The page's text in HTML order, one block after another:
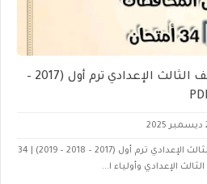
امتحانات جبر وإحصاء الصف الثالث الإعدادي ترم أول (2017 –
🎁 امتحانات جبر وإحصاء الصف الثالث الإعدادي ترم أول (2017 – 2018 – 2019) | 34